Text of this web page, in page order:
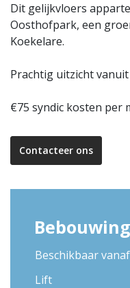
Dit gelijkvloers
Oosthofpark, een
Koekelare.
Prachtig uitzicht
€75 syndic kosten per
Contacteer ons
Bebouwing
Beschikbaar vanaf
Lift